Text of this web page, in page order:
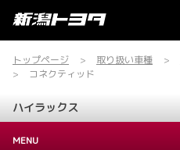
トップページ 取り扱い車種
コネクティッド
ハイラックス
MENU